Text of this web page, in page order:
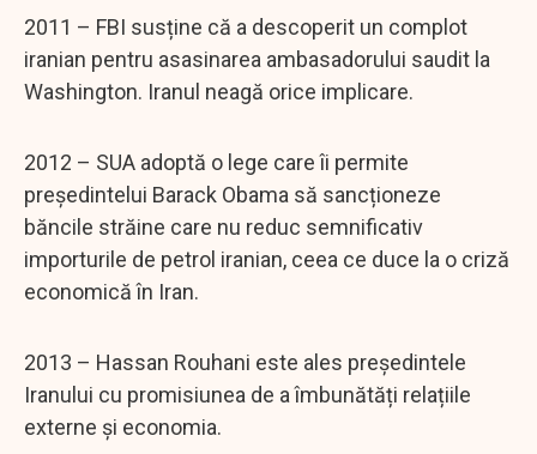
2011 – FBI susține că a descoperit un complot
iranian pentru asasinarea ambasadorului saudit la
Washington. Iranul neagă orice implicare.
2012 – SUA adoptă o lege care îi permite
președintelui Barack Obama să sancționeze
băncile străine care nu reduc semnificativ
importurile de petrol iranian, ceea ce duce la o criză
economică în Iran.
2013 – Hassan Rouhani este ales președintele
Iranului cu promisiunea de a îmbunătăți relațiile
externe și economia.